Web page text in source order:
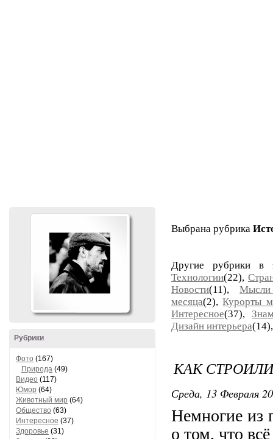
Рубрики
Фото (167)
Природа (49)
Видео (117)
Юмор (64)
Животный мир (64)
Общество (63)
Интересное (37)
Здоровье (31)
Выбрана рубрика
Другие рубрики в
Технологии(22),
Новости(11),
месяца(2),Курорты
Интересное(37),
Дизайн интерьера
КАК
Среда, 13 Февраля
Немногие из
о том, что